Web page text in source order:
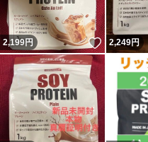
2,199円 いいね！
2,249円